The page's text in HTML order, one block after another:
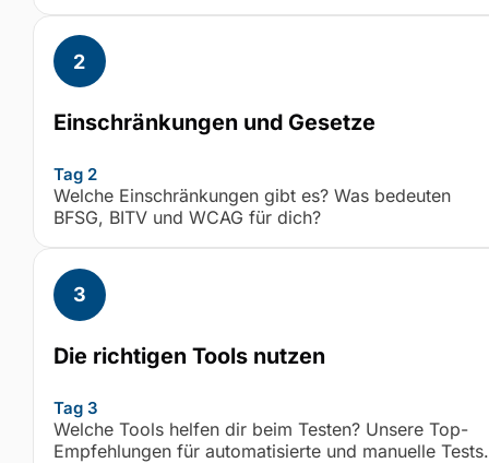
Einschränkungen und Gesetze
Tag 2
Welche Einschränkungen gibt es? Was bedeuten
BFSG, BITV und WCAG für dich?
Die richtigen Tools nutzen
Tag 3
Welche Tools helfen dir beim Testen? Unsere Top-
Empfehlungen für automatisierte und manuelle Tests.